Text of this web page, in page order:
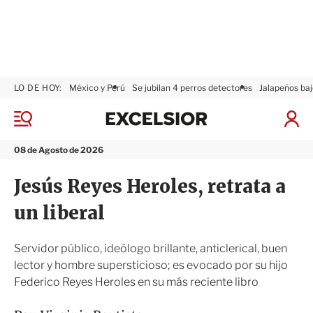
M
n
08 de Agosto de 2026
LO DE HOY: México y Perú Se jubilan 4 perros detectores Jalapeños
I
x
i
Jesús Reyes Heroles, retrata a
un liberal
Servidor público, ideólogo brillante, anticlerical, buen
lector y hombre supersticioso; es evocado por su hijo
Federico Reyes Heroles en su más reciente libro